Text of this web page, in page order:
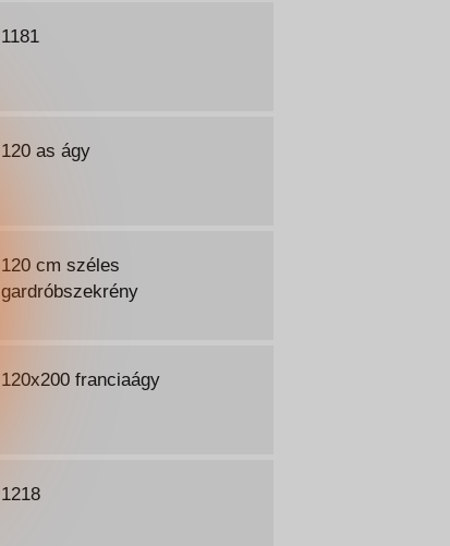
1181
120 as ágy
120 cm széles
gardróbszekrény
120x200 franciaágy
1218